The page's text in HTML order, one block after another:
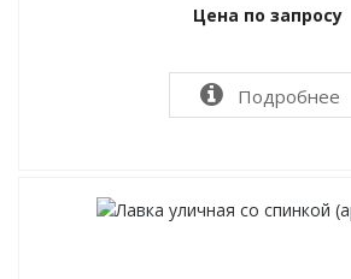
Цена по запросу
Подробнее